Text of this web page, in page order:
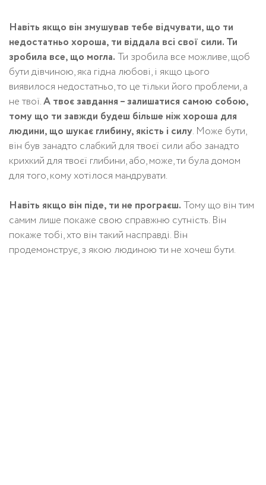
Навіть якщо він змушував тебе відчувати, що ти
недостатньо хороша, ти віддала всі свої сили. Ти
зробила все, що могла. Ти зробила все можливе, щоб
бути дівчиною, яка гідна любові, і якщо цього
виявилося недостатньо, то це тільки його проблеми, а
не твої.А твоє завдання – залишатися самою собою,
тому що ти завжди будеш більше ніж хороша для
людини, що шукає глибину, якість і силу. Може бути,
він був занадто слабкий для твоєї сили або занадто
крихкий для твоєї глибини, або, може, ти була домом
для того, кому хотілося мандрувати.
Навіть якщо він піде, ти не програєш. Тому що він тим
самим лише покаже свою справжню сутність. Він
покаже тобі, хто він такий насправді. Він
продемонструє, з якою людиною ти не хочеш бути.